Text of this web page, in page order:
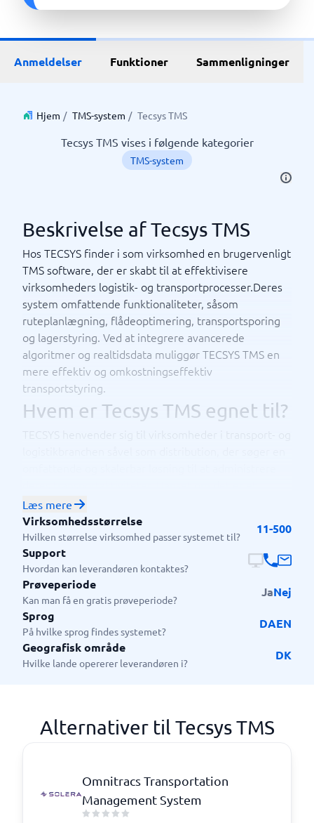
Anmeldelser Funktioner Sammenligninger
Hjem / TMS-system / Tecsys TMS
Tecsys TMS vises i følgende kategorier
TMS-system
Beskrivelse af Tecsys TMS
Hos TECSYS finder i som virksomhed en brugervenligt
TMS software, der er skabt til at effektivisere
virksomheders logistik- og transportprocesser.Deres
system omfattende funktionaliteter, såsom
ruteplanlægning, flådeoptimering, transportsporing
og lagerstyring. Ved at integrere avancerede
algoritmer og realtidsdata muliggør TECSYS TMS en
mere effektiv og omkostningseffektiv
transportstyring.
Hvem er Tecsys TMS egnet til?
mindre distributionscenter eller en større flåde, kan
TECSYS TMS tilpasses enhver virksomheds størrelse
og behov.
Læs mere
Virksomhedsstørrelse
Hvilken størrelse virksomhed passer systemet til?
11-500
Support
Hvordan kan leverandøren kontaktes?
Prøveperiode
Kan man få en gratis prøveperiode?
JaNej
Sprog
På hvilke sprog findes systemet?
DAEN
Geografisk område
Hvilke lande opererer leverandøren i?
DK
Alternativer til Tecsys TMS
Omnitracs Transportation
Management System